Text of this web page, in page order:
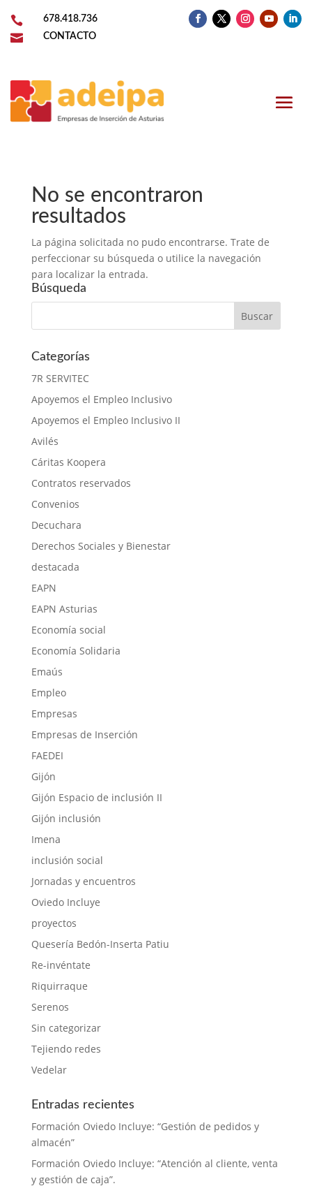
 678.418.736
 CONTACTO
No se encontraron
resultados
La página solicitada no pudo encontrarse. Trate de
perfeccionar su búsqueda o utilice la navegación
para localizar la entrada.
Búsqueda
Categorías
7R SERVITEC
Apoyemos el Empleo Inclusivo
Apoyemos el Empleo Inclusivo II
Avilés
Cáritas Koopera
Contratos reservados
Convenios
Decuchara
Derechos Sociales y Bienestar
destacada
EAPN
EAPN Asturias
Economía social
Economía Solidaria
Emaús
Empleo
Empresas
Empresas de Inserción
FAEDEI
Gijón
Gijón Espacio de inclusión II
Gijón inclusión
Imena
inclusión social
Jornadas y encuentros
Oviedo Incluye
proyectos
Quesería Bedón-Inserta Patiu
Re-invéntate
Riquirraque
Serenos
Sin categorizar
Tejiendo redes
Vedelar
Entradas recientes
Formación Oviedo Incluye: “Gestión de pedidos y
almacén”
Formación Oviedo Incluye: “Atención al cliente, venta
y gestión de caja”.